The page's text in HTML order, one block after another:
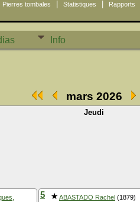
Pierres tombales Statistiques Rapports
Info
mars 2026
Jeudi
5 ABASTADO Rachel (1879)